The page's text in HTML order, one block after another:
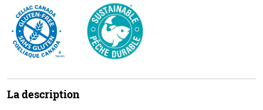
La description